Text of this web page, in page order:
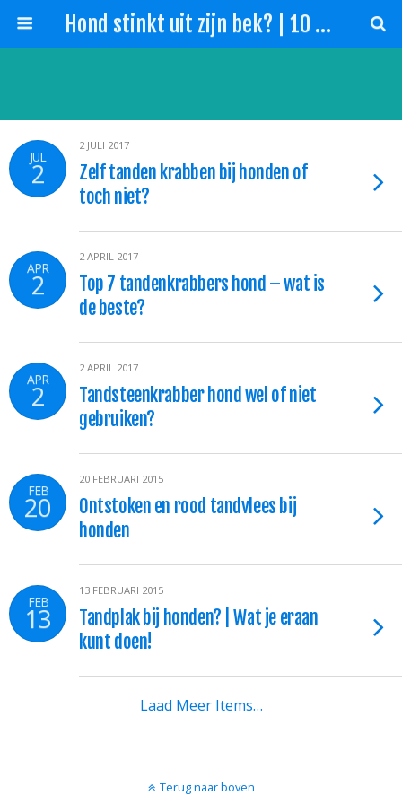
Hond stinkt uit zijn bek? | 10 Tips slechte adem hond!
JUL
2
2 JULI 2017
Zelf tanden krabben bij honden of
toch niet?
APR
2
2 APRIL 2017
Top 7 tandenkrabbers hond – wat is
de beste?
APR
2
2 APRIL 2017
Tandsteenkrabber hond wel of niet
gebruiken?
FEB
20
20 FEBRUARI 2015
Ontstoken en rood tandvlees bij
honden
FEB
13
13 FEBRUARI 2015
Tandplak bij honden? | Wat je eraan
kunt doen!
Laad Meer Items…
Terug naar boven